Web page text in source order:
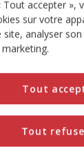
Tout accepter »,
sur votre
site, analyser
Tout
Tout